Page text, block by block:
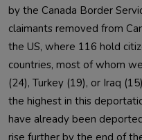
by the Canada Border
claimants removed from
the US, where 116 hold
countries, most of whom
(24), Turkey (19), or Iraq
the highest in this
have already been